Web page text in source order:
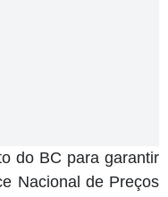
do BC para garantir
Nacional de Preços